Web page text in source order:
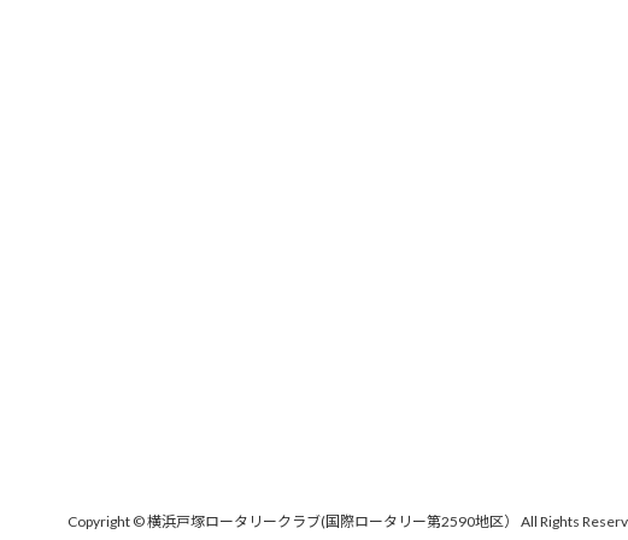
Copyright © 横浜戸塚ロータリークラブ(国際ロータリー第2590地区） All Rights